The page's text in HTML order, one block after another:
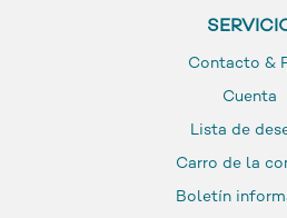
Contacto &
Cuenta
Lista de
Carro de la
Boletín